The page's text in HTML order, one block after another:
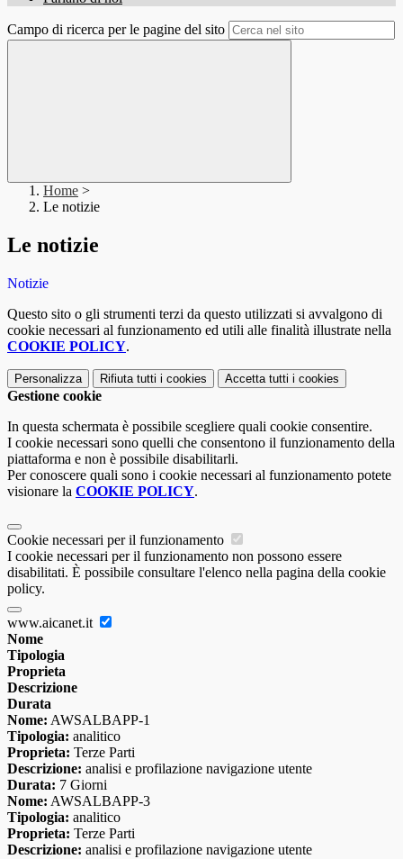
Campo di ricerca per le pagine del sito
Home >
Le notizie
Le notizie
Notizie
Questo sito o gli strumenti terzi da questo utilizzati si avvalgono di
cookie necessari al funzionamento ed utili alle finalità illustrate nella
COOKIE POLICY.
Personalizza Rifiuta tutti i cookies Accetta tutti i cookies
Gestione cookie
In questa schermata è possibile scegliere quali cookie consentire.
I cookie necessari sono quelli che consentono il funzionamento della
piattaforma e non è possibile disabilitarli.
Per conoscere quali sono i cookie necessari al funzionamento potete
visionare la COOKIE POLICY.
Cookie necessari per il funzionamento
I cookie necessari per il funzionamento non possono essere
disabilitati. È possibile consultare l'elenco nella pagina della cookie
policy.
www.aicanet.it
Nome
Tipologia
Proprieta
Descrizione
Durata
Nome: AWSALBAPP-1
Tipologia: analitico
Proprieta: Terze Parti
Descrizione: analisi e profilazione navigazione utente
Durata: 7 Giorni
Nome: AWSALBAPP-3
Tipologia: analitico
Proprieta: Terze Parti
Descrizione: analisi e profilazione navigazione utente